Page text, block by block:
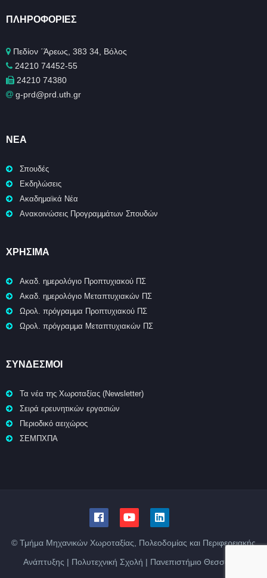
ΠΛΗΡΟΦΟΡΊΕΣ
Πεδίον ΄Άρεως, 383 34, Βόλος
24210 74452-55
24210 74380
g-prd@prd.uth.gr
ΝΈΑ
Σπουδές
Εκδηλώσεις
Ακαδημαϊκά Νέα
Ανακοινώσεις Προγραμμάτων Σπουδών
ΧΡΉΣΙΜΑ
Ακαδ. ημερολόγιο Προπτυχιακού ΠΣ
Ακαδ. ημερολόγιο Μεταπτυχιακών ΠΣ
Ωρολ. πρόγραμμα Προπτυχιακού ΠΣ
Ωρολ. πρόγραμμα Μεταπτυχιακών ΠΣ
ΣΥΝΔΕΣΜΟΙ
Τα νέα της Χωροταξίας (Newsletter)
Σειρά ερευνητικών εργασιών
Περιοδικό αειχώρος
ΣΕΜΠΧΠΑ
© Τμήμα Μηχανικών Χωροταξίας, Πολεοδομίας και Περιφερειακής
Ανάπτυξης | Πολυτεχνική Σχολή | Πανεπιστήμιο Θεσσαλίας